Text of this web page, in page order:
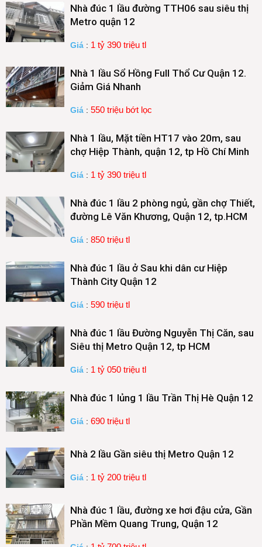
Nhà đúc 1 lầu đường TTH06 sau siêu thị
Metro quận 12
Giá : 1 tỷ 390 triệu tl
Nhà 1 lầu Sổ Hồng Full Thổ Cư Quận 12.
Giảm Giá Nhanh
Giá : 550 triệu bớt lọc
Nhà 1 lầu, Mặt tiền HT17 vào 20m, sau
chợ Hiệp Thành, quận 12, tp Hồ Chí Minh
Giá : 1 tỷ 390 triệu tl
Nhà đúc 1 lầu 2 phòng ngủ, gần chợ Thiết,
đường Lê Văn Khương, Quận 12, tp.HCM
Giá : 850 triệu tl
Nhà đúc 1 lầu ở Sau khi dân cư Hiệp
Thành City Quận 12
Giá : 590 triệu tl
Nhà đúc 1 lầu Đường Nguyễn Thị Căn, sau
Siêu thị Metro Quận 12, tp HCM
Giá : 1 tỷ 050 triệu tl
Nhà đúc 1 lủng 1 lầu Trần Thị Hè Quận 12
Giá : 690 triệu tl
Nhà 2 lầu Gần siêu thị Metro Quận 12
Giá : 1 tỷ 200 triệu tl
Nhà đúc 1 lầu, đường xe hơi đậu cửa, Gần
Phần Mềm Quang Trung, Quận 12